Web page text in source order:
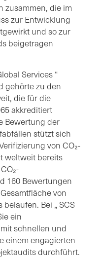
zusammen, die im
zur Entwicklung
und so zur
beigetragen
Services “
gehörte zu den
die für die
akkreditiert
Bewertung der
stützt sich
von CO₂-
weltweit bereits
160 Bewertungen
von
Bei „ SCS
ein
schnellen und
einem engagierten
durchführt.